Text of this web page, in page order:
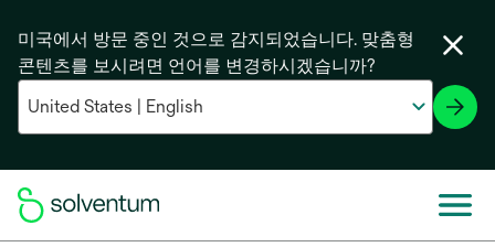
미국에서 방문 중인 것으로 감지되었습니다. 맞춤형
콘텐츠를 보시려면 언어를 변경하시겠습니까?